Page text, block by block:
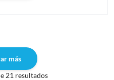
más
21 resultados